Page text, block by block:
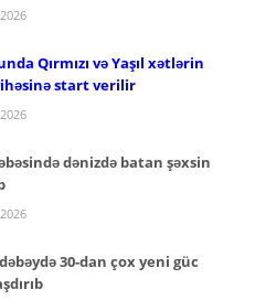
Qırmızı və Yaşıl xətlərin
start verilir
dənizdə batan şəxsin
30-dan çox yeni güc